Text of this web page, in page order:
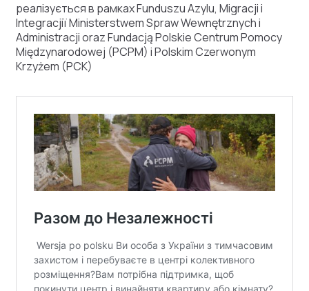
реалізується в рамках Funduszu Azylu, Migracji i
Integracjiї Ministerstwem Spraw Wewnętrznych i
Administracji oraz Fundacją Polskie Centrum Pomocy
Międzynarodowej (PCPM) i Polskim Czerwonym
Krzyżem (PCK)